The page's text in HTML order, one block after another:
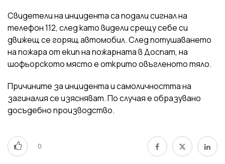
Свидетели на инцидента са подали сигнал на
телефон 112, след като видели срещу себе си
движещ се горящ автомобил. След потушаването
на пожара от екип на пожарната в Доспат, на
шофьорското място е открито овъгленото тяло.
Причините за инцидента и самоличността на
загиналия се изясняват. По случая е образувано
досъдебно производство.
0